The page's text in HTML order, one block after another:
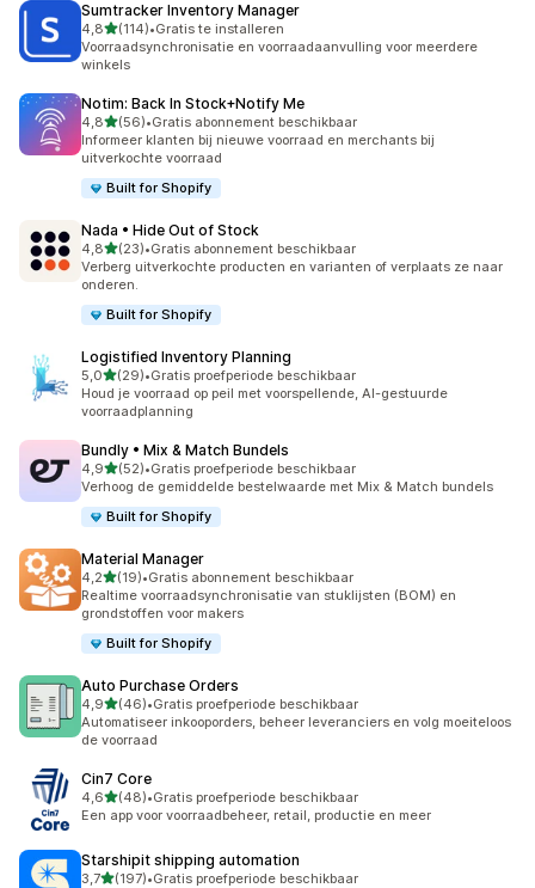
Sumtracker Inventory Manager
4,8van 5 sterren
(114)
114 recensies in totaal
•Gratis te installeren
Voorraadsynchronisatie en voorraadaanvulling voor meerdere
winkels
Notim: Back In Stock+Notify Me
4,8van 5 sterren
(56)
56 recensies in totaal
•Gratis abonnement beschikbaar
Informeer klanten bij nieuwe voorraad en merchants bij
uitverkochte voorraad
Built for Shopify
Nada • Hide Out of Stock
4,8van 5 sterren
(23)
23 recensies in totaal
•Gratis abonnement beschikbaar
Verberg uitverkochte producten en varianten of verplaats ze naar
onderen.
Built for Shopify
Logistified Inventory Planning
5,0van 5 sterren
(29)
29 recensies in totaal
•Gratis proefperiode beschikbaar
Houd je voorraad op peil met voorspellende, AI-gestuurde
voorraadplanning
Bundly • Mix & Match Bundels
4,9van 5 sterren
(52)
52 recensies in totaal
•Gratis proefperiode beschikbaar
Verhoog de gemiddelde bestelwaarde met Mix & Match bundels
Built for Shopify
Material Manager
4,2van 5 sterren
(19)
19 recensies in totaal
•Gratis abonnement beschikbaar
Realtime voorraadsynchronisatie van stuklijsten (BOM) en
grondstoffen voor makers
Built for Shopify
Auto Purchase Orders
4,9van 5 sterren
(46)
46 recensies in totaal
•Gratis proefperiode beschikbaar
Automatiseer inkooporders, beheer leveranciers en volg moeiteloos
de voorraad
Cin7 Core
4,6van 5 sterren
(48)
48 recensies in totaal
•Gratis proefperiode beschikbaar
Een app voor voorraadbeheer, retail, productie en meer
Starshipit shipping automation
3,7van 5 sterren
(197)•Gratis proefperiode beschikbaar